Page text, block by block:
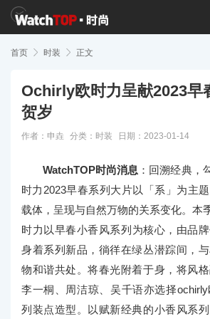
首页  时装  正文
Ochirly欧时力呈献2023早
贺岁
作者：申垚 分类： 时装 日期：2023-01-14
WatchTOP时尚消息 ：回溯经典，
时力2023早春系列大片以「系」为主
载体，呈现与自然万物的关系变化。本
时力以早春小香风系列为核心，由品
身着系列新品，徜徉在绿丛潜踪间，
物和谐共处。将春光附着于身，将风格
李一桐、周洁琼、吴千语亦选择
列装点造型。以赋新经典的小香风系